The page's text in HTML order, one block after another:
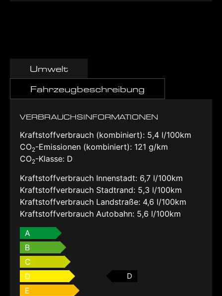
Umwelt
Fahrzeugbeschreibung
VERBRAUCHSINFORMATIONEN
Kraftstoffverbrauch (kombiniert): 5,4 l/100km
CO2-Emissionen (kombiniert): 121 g/km
CO2-Klasse: D
Kraftstoffverbrauch Innenstadt: 6,7 l/100km
Kraftstoffverbrauch Stadtrand: 5,3 l/100km
Kraftstoffverbrauch Landstraße: 4,6 l/100km
Kraftstoffverbrauch Autobahn: 5,6 l/100km
A
B
C
D
D
E